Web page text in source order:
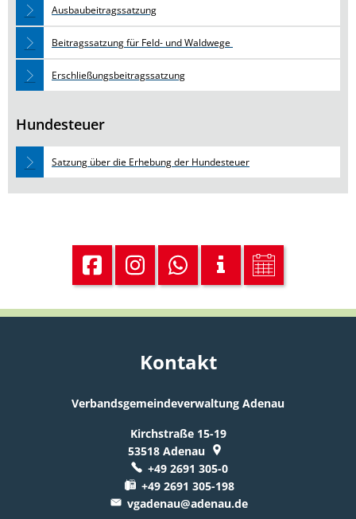
Ausbaubeitragssatzung
Beitragssatzung für Feld- und Waldwege
Erschließungsbeitragssatzung
Hundesteuer
Satzung über die Erhebung der Hundesteuer
Kontakt
Verbandsgemeindeverwaltung Adenau
Kirchstraße 15-19
53518 Adenau
+49 2691 305-0
+49 2691 305-198
vgadenau@adenau.de